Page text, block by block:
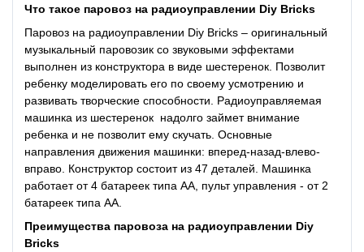
Что такое паровоз на радиоуправлении Diy Bricks
Паровоз на радиоуправлении Diy Bricks – оригинальный
музыкальный паровозик со звуковыми эффектами
выполнен из конструктора в виде шестеренок. Позволит
ребенку моделировать его по своему усмотрению и
развивать творческие способности. Радиоуправляемая
машинка из шестеренок надолго займет внимание
ребенка и не позволит ему скучать. Основные
направления движения машинки: вперед-назад-влево-
вправо. Конструктор состоит из 47 деталей. Машинка
работает от 4 батареек типа АА, пульт управления - от 2
батареек типа АА.
Преимущества паровоза на радиоуправлении Diy
Bricks